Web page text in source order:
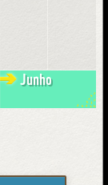
Junho